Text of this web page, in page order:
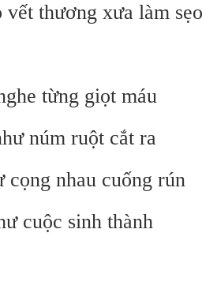
vết thương xưa làm sẹo
từng giọt máu
núm ruột cắt ra
cọng nhau cuống rún
cuộc sinh thành